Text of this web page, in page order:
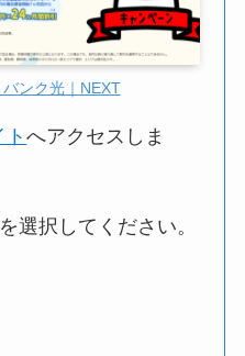
バンク光｜NEXT
トへアクセスしま
選択してください。